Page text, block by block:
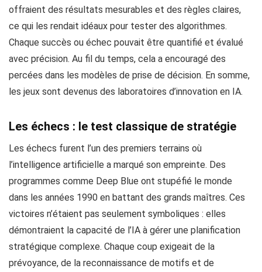
offraient des résultats mesurables et des règles claires,
ce qui les rendait idéaux pour tester des algorithmes.
Chaque succès ou échec pouvait être quantifié et évalué
avec précision. Au fil du temps, cela a encouragé des
percées dans les modèles de prise de décision. En somme,
les jeux sont devenus des laboratoires d’innovation en IA.
Les échecs : le test classique de stratégie
Les échecs furent l’un des premiers terrains où
l’intelligence artificielle a marqué son empreinte. Des
programmes comme Deep Blue ont stupéfié le monde
dans les années 1990 en battant des grands maîtres. Ces
victoires n’étaient pas seulement symboliques : elles
démontraient la capacité de l’IA à gérer une planification
stratégique complexe. Chaque coup exigeait de la
prévoyance, de la reconnaissance de motifs et de